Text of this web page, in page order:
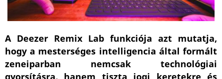
A Deezer Remix Lab funkciója azt mutatja,
hogy a mesterséges intelligencia által formált
zeneiparban nemcsak technológiai